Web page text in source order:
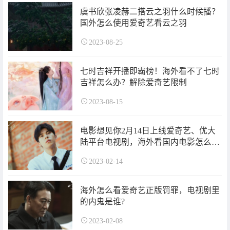
虞书欣张凌赫二搭云之羽什么时候播？
国外怎么使用爱奇艺看云之羽
2023-08-25
七时吉祥开播即霸榜！海外看不了七时
吉祥怎么办？解除爱奇艺限制
2023-08-15
电影想见你2月14日上线爱奇艺、优大
陆平台电视剧，海外看国内电影怎么
2023-02-14
海外怎么看爱奇艺正版罚罪，电视剧里
的内鬼是谁?
2023-02-08